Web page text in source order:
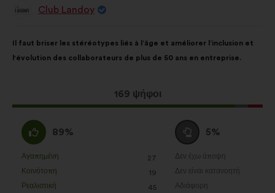
ΠρότασηClub Landoy
της
πρότασης:
Il faut briser les stéréotypes liés à l’âge et améliorer l’inclusion et
l'évolution des collaborateurs de plus de 50 ans en entreprise.
Η
πρόταση
169 ψήφοι
κατανομή:
Συμφωνώ
:
89%
Αγαπημένη
: 27
φορές
Κοινότοπη
: 19
φορές
Ρεαλιστική
: 45
φορές
Ουδέτερη
ψήφος
:
5%
Δεν έχω άποψη
:φορές
Δεν είναι κατανοητή
:φορές
Αδιάφορη
φορές
βελτίωση της εμπειρίας σας κατά την
Στατιστικά:cookies για τον
εμπλουτισμό της ανάλυσης των
συγκεντρωτική μορφή
cookies που μας βοηθούν να
βελτιστοποιήσουμε τον αντίκτυπό
μας στα μέσα κοινωνικής δικτύωσης